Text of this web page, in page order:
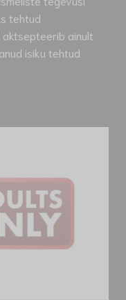
tehtud
aktsepteerib ainult
isiku tehtud